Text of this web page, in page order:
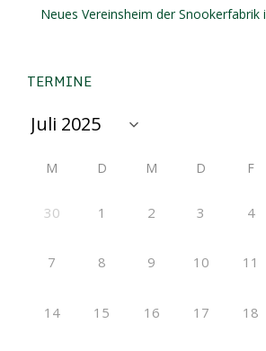
Neues Vereinsheim der Snookerfabrik
TERMINE
M D M D F
30 1 2 3 4
7 8 9 10 11
14 15 16 17 18